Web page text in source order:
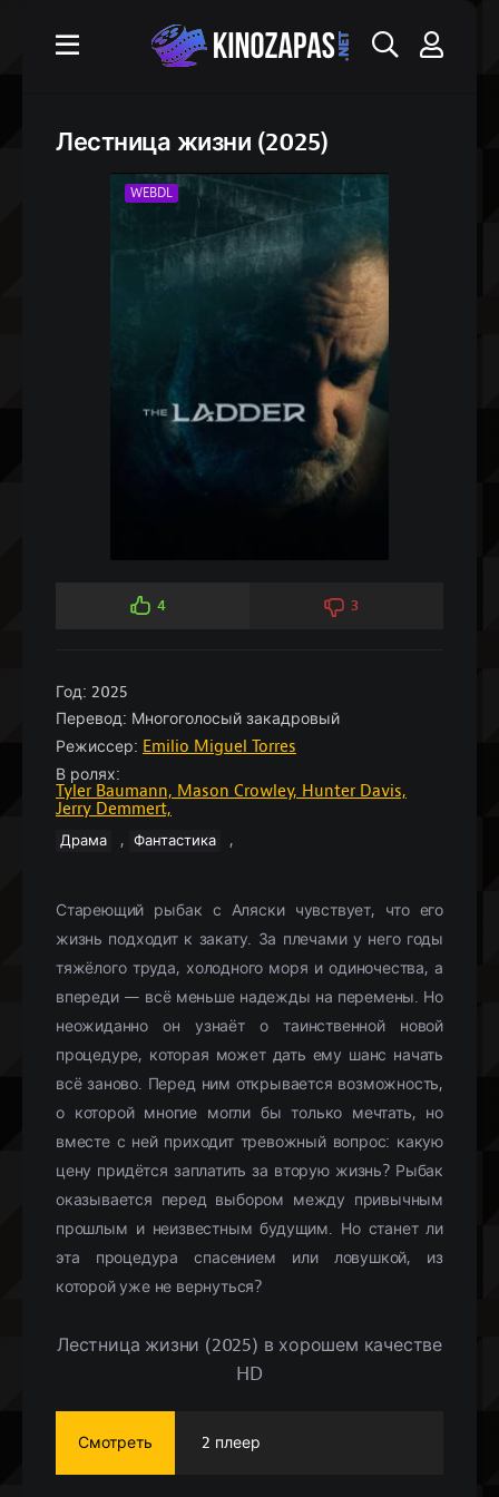
Лестница жизни (2025)
WEBDL
4 3
Год: 2025
Перевод: Многоголосый закадровый
Режиссер: Emilio Miguel Torres
В ролях:
Tyler Baumann, Mason Crowley, Hunter Davis,
Jerry Demmert,
Драма , Фантастика ,
Стареющий рыбак с Аляски чувствует, что его
жизнь подходит к закату. За плечами у него годы
тяжёлого труда, холодного моря и одиночества, а
впереди — всё меньше надежды на перемены. Но
неожиданно он узнаёт о таинственной новой
процедуре, которая может дать ему шанс начать
всё заново. Перед ним открывается возможность,
о которой многие могли бы только мечтать, но
вместе с ней приходит тревожный вопрос: какую
цену придётся заплатить за вторую жизнь? Рыбак
оказывается перед выбором между привычным
прошлым и неизвестным будущим. Но станет ли
эта процедура спасением или ловушкой, из
которой уже не вернуться?
Лестница жизни (2025) в хорошем качестве
HD
Смотреть 2 плеер